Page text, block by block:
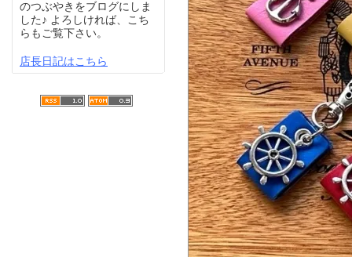
のつぶやきをブログにしま
した♪ よろしければ、こち
らもご覧下さい。
店長日記はこちら